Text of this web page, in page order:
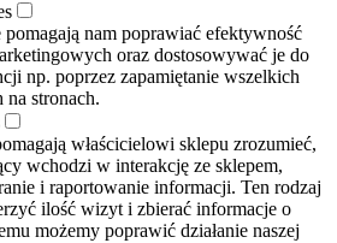
nam poprawiać efektywność
oraz dostosowywać je do
np. poprzez zapamiętanie wszelkich
stronach.
właścicielowi sklepu zrozumieć,
wchodzi w interakcję ze sklepem,
i raportowanie informacji. Ten rodzaj
ilość wizyt i zbierać informacje o
możemy poprawić działanie naszej